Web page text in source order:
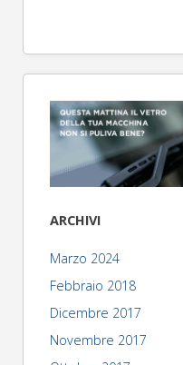
ARCHIVI
Marzo 2024
Febbraio 2018
Dicembre 2017
Novembre 2017